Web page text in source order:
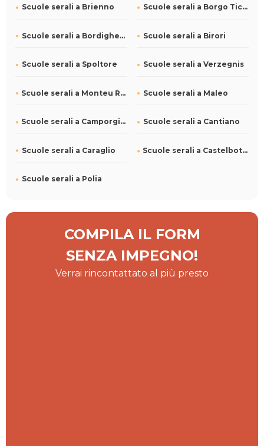
Scuole serali a Brienno Scuole serali a Borgo Ticino
Scuole serali a Bordighera Scuole serali a Birori
Scuole serali a Spoltore Scuole serali a Verzegnis
Scuole serali a Monteu Roero Scuole serali a Maleo
Scuole serali a Camporgiano Scuole serali a Cantiano
Scuole serali a Caraglio Scuole serali a Castelbottaccio
Scuole serali a Polia
COMPILA IL FORM
SENZA IMPEGNO!
Verrai rincontattato al più presto